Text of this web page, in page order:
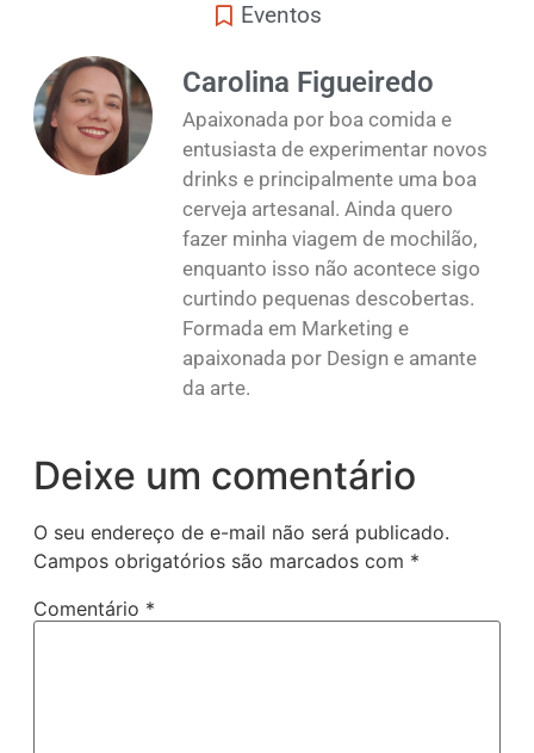
Eventos
Carolina Figueiredo
Apaixonada por boa comida e
entusiasta de experimentar novos
drinks e principalmente uma boa
cerveja artesanal. Ainda quero
fazer minha viagem de mochilão,
enquanto isso não acontece sigo
curtindo pequenas descobertas.
Formada em Marketing e
apaixonada por Design e amante
da arte.
Deixe um comentário
O seu endereço de e-mail não será publicado.
Campos obrigatórios são marcados com *
Comentário *